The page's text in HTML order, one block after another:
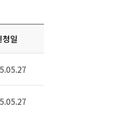
청일